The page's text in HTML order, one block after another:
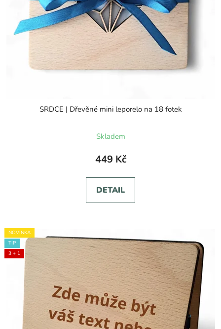
SRDCE | Dřevěné mini leporelo na 18 fotek
Skladem
449 Kč
DETAIL
NOVINKA
TIP
3 + 1